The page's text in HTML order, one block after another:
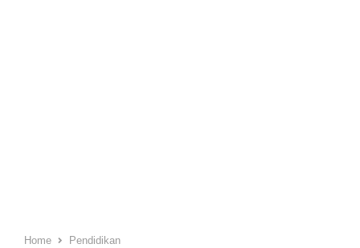
Home Pendidikan